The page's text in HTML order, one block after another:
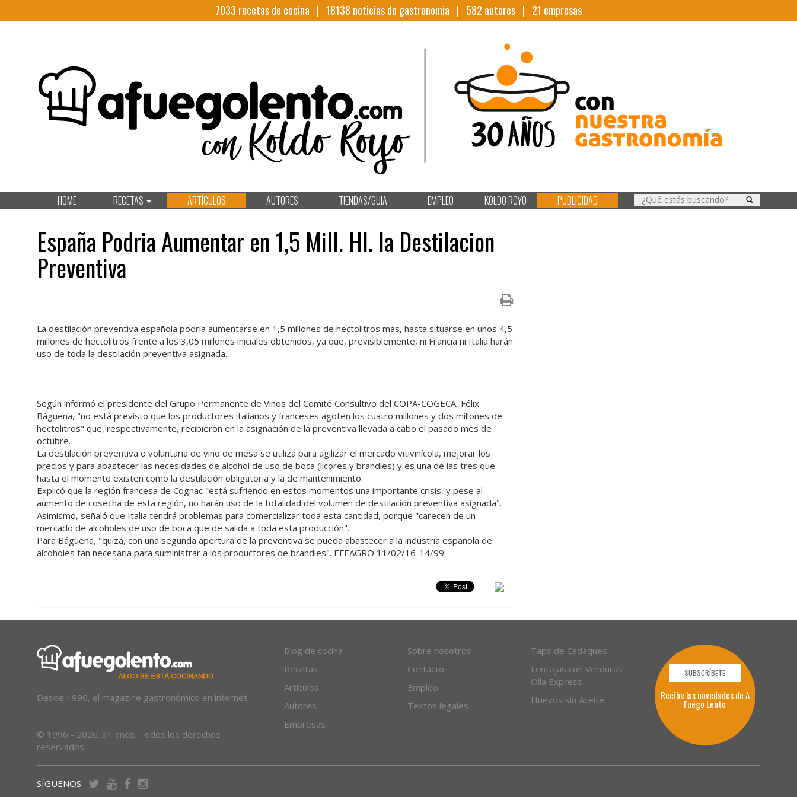
7033 recetas de cocina | 18138 noticias de gastronomia | 582 autores | 21 empresas
HOME RECETAS ARTÍCULOS AUTORES TIENDAS/GUIA EMPLEO KOLDO ROYO PUBLICIDAD
España Podria Aumentar en 1,5 Mill. Hl. la Destilacion
Preventiva
La destilación preventiva española podría aumentarse en 1,5 millones de hectolitros más, hasta situarse en unos 4,5
millones de hectolitros frente a los 3,05 millones iniciales obtenidos, ya que, previsiblemente, ni Francia ni Italia harán
uso de toda la destilación preventiva asignada.
Según informó el presidente del Grupo Permanente de Vinos del Comité Consultivo del COPA-COGECA, Félix
Báguena, "no está previsto que los productores italianos y franceses agoten los cuatro millones y dos millones de
hectolitros" que, respectivamente, recibieron en la asignación de la preventiva llevada a cabo el pasado mes de
octubre.
La destilación preventiva o voluntaria de vino de mesa se utiliza para agilizar el mercado vitivinícola, mejorar los
precios y para abastecer las necesidades de alcohol de uso de boca (licores y brandies) y es una de las tres que
hasta el momento existen como la destilación obligatoria y la de mantenimiento.
Explicó que la región francesa de Cognac "está sufriendo en estos momentos una importante crisis, y pese al
aumento de cosecha de esta región, no harán uso de la totalidad del volumen de destilación preventiva asignada".
Asimismo, señaló que Italia tendrá problemas para comercializar toda esta cantidad, porque "carecen de un
mercado de alcoholes de uso de boca que de salida a toda esta producción".
Para Báguena, "quizá, con una segunda apertura de la preventiva se pueda abastecer a la industria española de
alcoholes tan necesaria para suministrar a los productores de brandies". EFEAGRO 11/02/16-14/99
Desde 1996, el magazine gastronómico en internet.
© 1996 - 2026. 31 años. Todos los derechos
reservados.
Blog de cocina
Recetas
Artículos
Autores
Empresas
Sobre nosotros
Contacto
Empleo
Textos legales
Taps de Cadaques
Lentejas con Verduras
Olla Express
Huevos sin Aceite
SUBSCRÍBETE
Recibe las novedades de A
Fuego Lento
SÍGUENOS